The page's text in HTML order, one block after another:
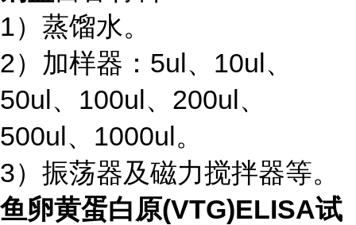
1）蒸馏水。
2）加样器：5ul、10ul、
50ul、100ul、200ul、
500ul、1000ul。
3）振荡器及磁力搅拌器等。
鱼卵黄蛋白原(VTG)ELISA试